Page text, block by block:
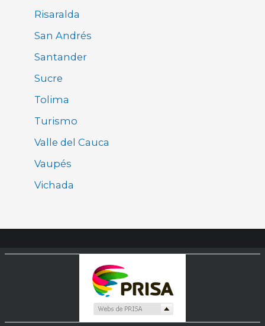
Risaralda
San Andrés
Santander
Sucre
Tolima
Turismo
Valle del Cauca
Vaupés
Vichada